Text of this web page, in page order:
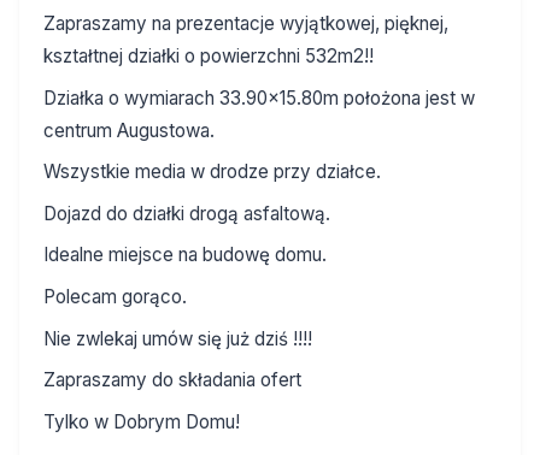
Zapraszamy na prezentacje wyjątkowej, pięknej,
kształtnej działki o powierzchni 532m2!!
Działka o wymiarach 33.90x15.80m położona jest w
centrum Augustowa.
Wszystkie media w drodze przy działce.
Dojazd do działki drogą asfaltową.
Idealne miejsce na budowę domu.
Polecam gorąco.
Nie zwlekaj umów się już dziś !!!!
Zapraszamy do składania ofert
Tylko w Dobrym Domu!